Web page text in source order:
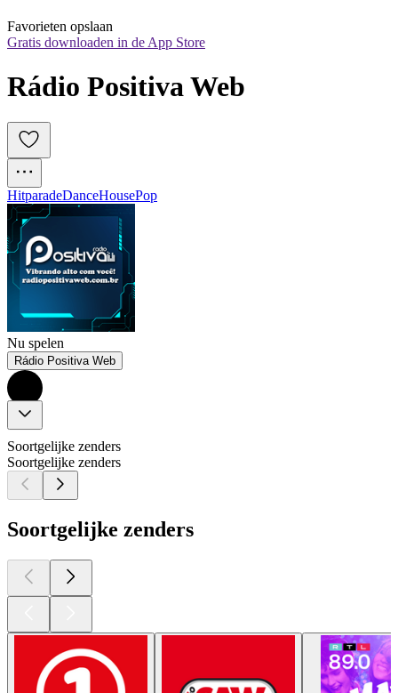
Favorieten opslaan
Gratis downloaden in de App Store
Rádio Positiva Web
HitparadeDanceHousePop
Nu spelen
Rádio Positiva Web
Soortgelijke zenders
Soortgelijke zenders
Soortgelijke zenders